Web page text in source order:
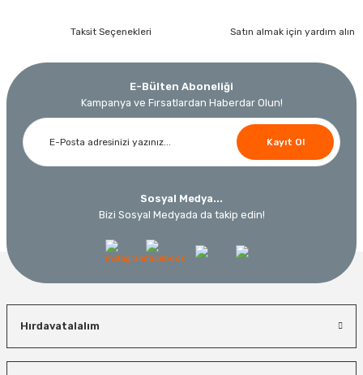
Taksit Seçenekleri Satın almak için yardım alın
E-Bülten Aboneliği
Kampanya ve Fırsatlardan Haberdar Olun!
Kayıt Ol
Sosyal Medya...
Bizi Sosyal Medyada da takip edin!
Hırdavatalalım